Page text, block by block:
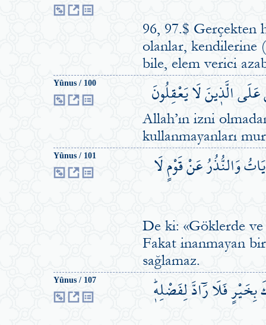
96, 97.$ Gerçekten
olanlar, kendilerine
bile, elem verici
Yûnus / 100 الَّذ۪ينَ لَا يَعْقِلُونَ
Allah’ın izni
kullanmayanları
Yûnus / 101 وَالنُّذُرُ عَنْ قَوْمٍ لَا
De ki: «Göklerde ve
Fakat inanmayan
sağlamaz.
Yûnus / 107 فَلَا رَٓادَّ لِفَضْلِه۪ۜ